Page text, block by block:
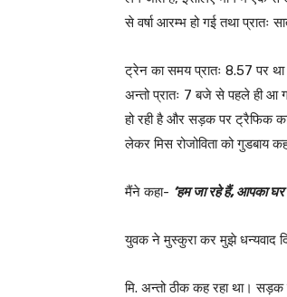
से वर्षा आरम्भ हो गई तथा प्रातः
ट्रेन का समय प्रातः 8.57 पर
अन्तो प्रातः 7 बजे से पहले ही आ
हो रही है और सड़क पर ट्रैफिक
लेकर मिस रोजोविता को गुडबाय
मैंने कहा- ‘हम जा रहे हैं, आपका
युवक ने मुस्कुरा कर मुझे धन्यवाद
मि. अन्तो ठीक कह रहा था। सड़क